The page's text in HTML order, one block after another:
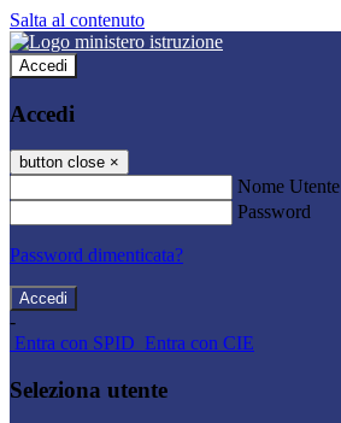
Salta al contenuto
Accedi
Accedi
button close ×
Nome Utente
Password
Password dimenticata?
-
Entra con SPID Entra con CIE
Seleziona utente